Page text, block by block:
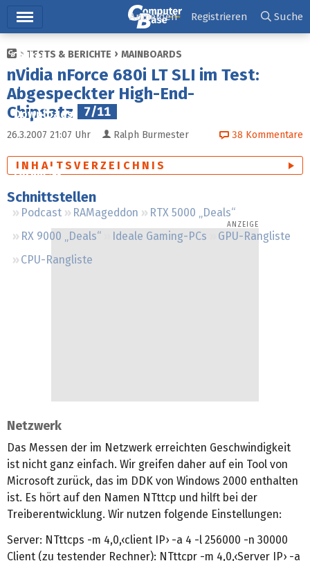
Ticker
Tests
Downloads
Forum
Podcast RAMageddon
RTX 5000 „Deals“
RX 9000 „Deals“
Ideale Gaming-PCs
GPU-Rangliste
CPU-Rangliste
Anmelden Registrieren Suche
TESTS & BERICHTE MAINBOARDS
nVidia nForce 680i LT SLI im Test:
Abgespeckter High-End-
Chipsatz
7/11
26.3.2007 21:07 Uhr Ralph Burmester 38 Kommentare
INHALTSVERZEICHNIS
Schnittstellen
Netzwerk
Das Messen der im Netzwerk erreichten Geschwindigkeit
ist nicht ganz einfach. Wir greifen daher auf ein Tool von
Microsoft zurück, das im DDK von Windows 2000 enthalten
ist. Es hört auf den Namen NTttcp und hilft bei der
Treiberentwicklung. Wir nutzen folgende Einstellungen:
Server: NTttcps -m 4,0,‹client IP› -a 4 -l 256000 -n 30000
Client (zu testender Rechner): NTttcpr -m 4,0,‹Server IP› -a